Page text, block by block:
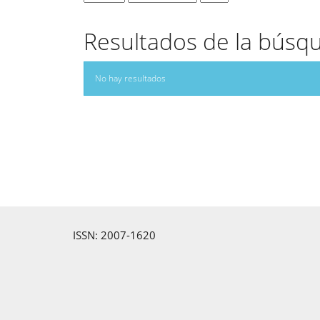
Resultados de la
No hay resultados
ISSN: 2007-1620